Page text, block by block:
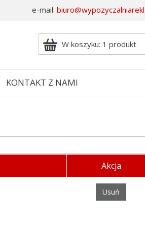
e-mail:
W koszyku: 1 produkt
KONTAKT Z NAMI
Akcja
Usuń